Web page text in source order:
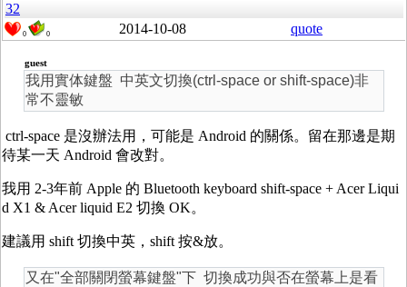
32
0 0 2014-10-08 quote
guest
我用實体鍵盤 中英文切換(ctrl-space or shift-space)非
常不靈敏
ctrl-space 是沒辦法用，可能是 Android 的關係。留在那邊是期
待某一天 Android 會改對。
我用 2-3年前 Apple 的 Bluetooth keyboard shift-space + Acer Liqui
d X1 & Acer liquid E2 切換 OK。
建議用 shift 切換中英，shift 按&放。
又在"全部關閉螢幕鍵盤"下 切換成功與否在螢幕上是看